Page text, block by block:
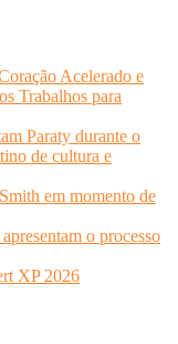
Acelerado e
Trabalhos para
Paraty durante o
de cultura e
em momento de
o processo
XP 2026